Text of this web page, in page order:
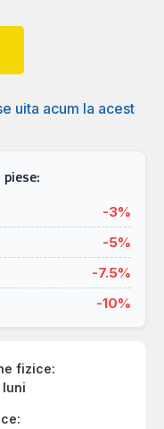
uita acum la acest
-3%
-5%
-7.5%
-10%
fizice:
luni